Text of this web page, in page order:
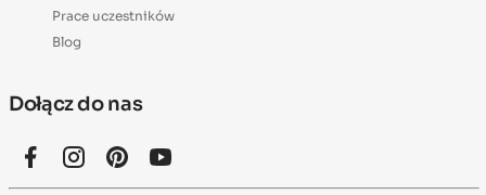
Prace uczestników
Blog
Dołącz do nas